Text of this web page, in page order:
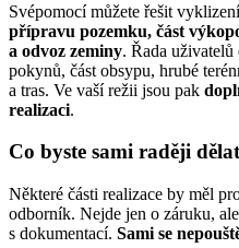
Svépomocí můžete řešit
přípravu pozemku, část
a odvoz zeminy. Řada
pokynů, část obsypu, hrubé
a tras. Ve vaší režii jsou pak
realizaci.
Co byste sami raději
Některé části realizace by měl
odborník. Nejde jen o záruku,
s dokumentací. Sami se